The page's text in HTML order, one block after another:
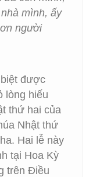
mình, ấy
người
được
lòng hiếu
thứ hai của
Nhật thứ
Hai lễ này
tại Hoa Kỳ
trên Điều